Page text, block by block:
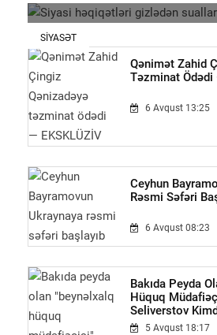
SIYASƏT
Qənimət Zahid
Təzminat Ödədi
6 Avqust 13:25
Ceyhun
Rəsmi Səfəri
6 Avqust 08:23
Bakıda Peyda
Hüquq
Seliverstov
Detallar
5 Avqust 18:17